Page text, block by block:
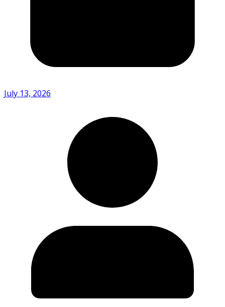
July 13, 2026